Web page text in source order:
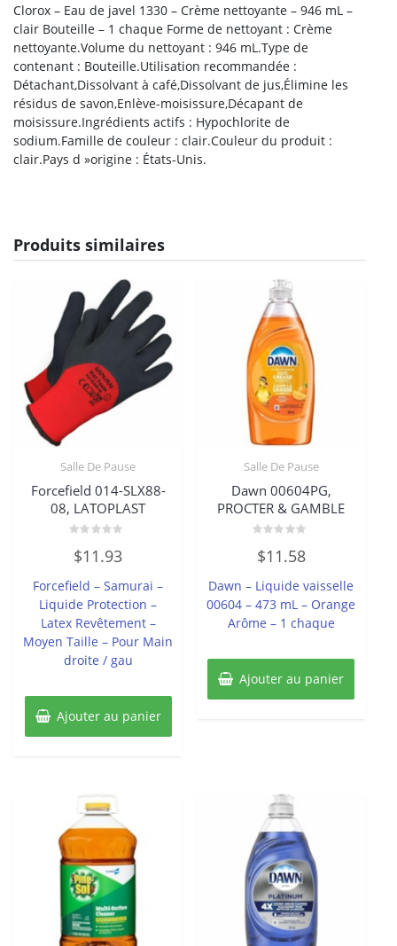
Clorox – Eau de javel 1330 – Crème nettoyante – 946 mL –
clair Bouteille – 1 chaque Forme de nettoyant : Crème
nettoyante.Volume du nettoyant : 946 mL.Type de
contenant : Bouteille.Utilisation recommandée :
Détachant,Dissolvant à café,Dissolvant de jus,Élimine les
résidus de savon,Enlève-moisissure,Décapant de
moisissure.Ingrédients actifs : Hypochlorite de
sodium.Famille de couleur : clair.Couleur du produit :
clair.Pays d »origine : États-Unis.
Produits similaires
Salle De Pause
Forcefield 014-SLX88-
08, LATOPLAST
0
sur
$11.93
Forcefield – Samurai –
Liquide Protection –
Latex Revêtement –
Moyen Taille – Pour Main
droite / gau
Ajouter au panier
Salle De Pause
Dawn 00604PG,
PROCTER & GAMBLE
0
sur
$11.58
Dawn – Liquide vaisselle
00604 – 473 mL – Orange
Arôme – 1 chaque
Ajouter au panier